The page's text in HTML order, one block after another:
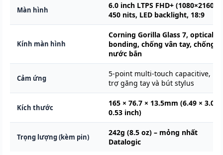
Màn hình
6.0 inch LTPS FHD+ (1080×2160),
450 nits, LED backlight, 18:9
Kính màn hình
Corning Gorilla Glass 7, optical
bonding, chống vân tay, chống
nước bắn
Cảm ứng
5-point multi-touch capacitive, hỗ
trợ găng tay và bút stylus
Kích thước
165 × 76.7 × 13.5mm (6.49 × 3.0 ×
0.53 inch)
Trọng lượng (kèm pin)
242g (8.5 oz) – mỏng nhất
Datalogic